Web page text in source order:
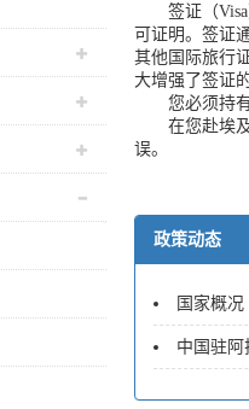
签证（Visa
可证明。签证
其他国际旅行
大增强了签证
您必须持有
在您赴埃及
误。
政策动态
国家概况
中国驻